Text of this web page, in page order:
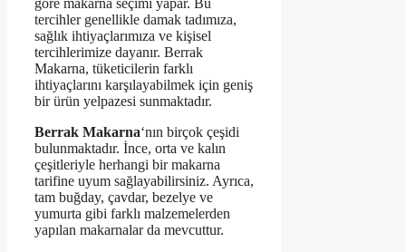
göre makarna seçimi yapar. Bu
tercihler genellikle damak tadımıza,
sağlık ihtiyaçlarımıza ve kişisel
tercihlerimize dayanır. Berrak
Makarna, tüketicilerin farklı
ihtiyaçlarını karşılayabilmek için geniş
bir ürün yelpazesi sunmaktadır.
Berrak Makarna‘nın birçok çeşidi
bulunmaktadır. İnce, orta ve kalın
çeşitleriyle herhangi bir makarna
tarifine uyum sağlayabilirsiniz. Ayrıca,
tam buğday, çavdar, bezelye ve
yumurta gibi farklı malzemelerden
yapılan makarnalar da mevcuttur.